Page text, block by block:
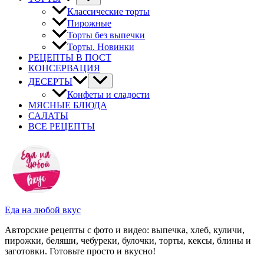
Классические торты
Пирожные
Торты без выпечки
Торты. Новинки
РЕЦЕПТЫ В ПОСТ
КОНСЕРВАЦИЯ
ДЕСЕРТЫ
Конфеты и сладости
МЯСНЫЕ БЛЮДА
САЛАТЫ
ВСЕ РЕЦЕПТЫ
Еда на любой вкус
Авторские рецепты с фото и видео: выпечка, хлеб, куличи,
пирожки, беляши, чебуреки, булочки, торты, кексы, блины и
заготовки. Готовьте просто и вкусно!